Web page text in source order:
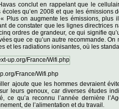
conclut en rappelant que le
écoles qu’en 2008 et que les émissions
Plus on augmente les émissions, plus
de constater que les lignes directrices
ordres de grandeur, ce qui signifie
que ce qu’un autre recommande.
et les radiations ionisantes, où les
France/Wifi.php
ajoute que les hommes devraient
leurs genoux, car diverses études
ce qu’a reconnu l’année dernière
de l’alimentation et du travail.